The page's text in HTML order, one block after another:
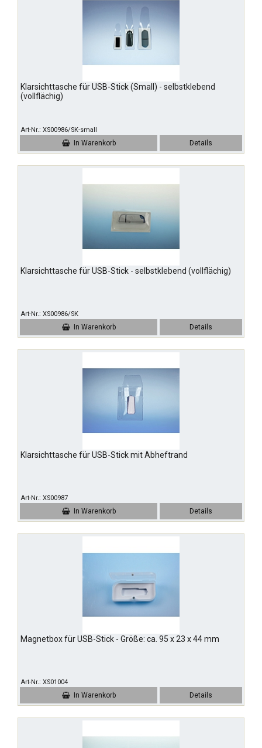
Klarsichttasche für USB-Stick (Small) - selbstklebend
(vollflächig)
Art-Nr. XS00986/SK-small
In Warenkorb Details
Klarsichttasche für USB-Stick - selbstklebend (vollflächig)
Art-Nr. XS00986/SK
In Warenkorb Details
Klarsichttasche für USB-Stick mit Abheftrand
Art-Nr. XS00987
In Warenkorb Details
Magnetbox für USB-Stick - Größe: ca. 95 x 23 x 44 mm
Art-Nr. XS01004
In Warenkorb Details